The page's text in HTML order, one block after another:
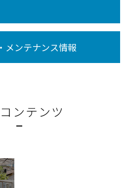
メンテナンス情報
ンテンツ